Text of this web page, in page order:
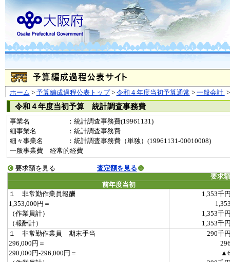
ホーム > 予算編成過程公表トップ> 令和４年度当初予算通常 > 一般会計
令和４年度当初予算 統計調査事務費
事業名
：統計調査事務費(19961131)
細事業名
：統計調査事務費
細々事業名
：統計調査事務費（単独）(19961131-00010008)
一般事業費 経常的経費
要求額を見る
査定額を見る
要求
前年度当初
１ 非常勤作業員報酬
1,353千
1,353,000円＝
（作業員計）
1,353千
（報酬計）
1,353千
１ 非常勤作業員 期末手当
290千
296,000円＝
290,000円-296,000円＝